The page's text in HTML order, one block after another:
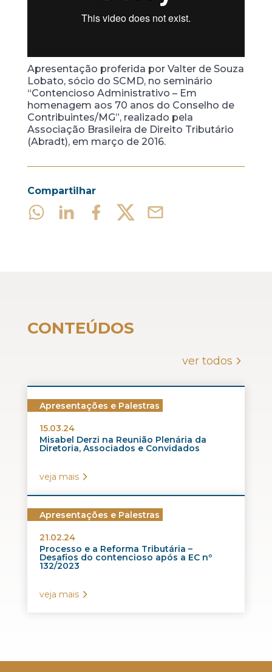
Apresentação proferida por Valter de Souza
Lobato, sócio do SCMD, no seminário
“Contencioso Administrativo – Em
homenagem aos 70 anos do Conselho de
Contribuintes/MG”, realizado pela
Associação Brasileira de Direito Tributário
(Abradt), em março de 2016.
Compartilhar
CONTEÚDOS
ver todos
Apresentações e Palestras
15.03.24
Misabel Derzi na Reunião Plenária da
Diretoria, Associados e Convidados
veja mais
Apresentações e Palestras
21.02.24
Processo e a Reforma Tributária –
Desafios do contencioso após a EC nº
132/2023
veja mais